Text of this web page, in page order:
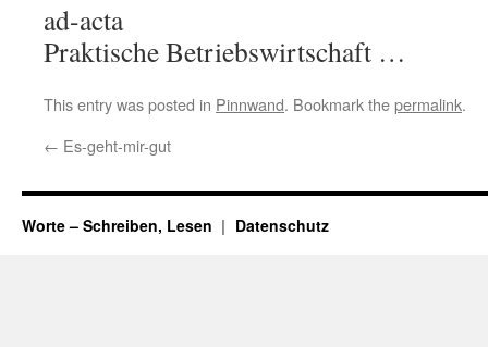
ad-acta
Praktische Betriebswirtschaft …
This entry was posted in Pinnwand. Bookmark thepermalink.
← Es-geht-mir-gut
Worte – Schreiben, Lesen Datenschutz